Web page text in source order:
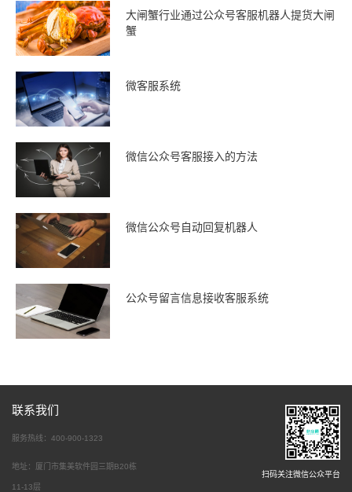
大闸蟹行业通过公众号客服机器人提货大闸
蟹
微客服系统
微信公众号客服接入的方法
微信公众号自动回复机器人
公众号留言信息接收客服系统
联系我们
服务热线：400-900-1323
地址：厦门市集美软件园三期B20栋
11-13层
扫码关注微信公众平台